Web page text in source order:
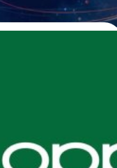
ร์ตโฟนรุ่นแรก ๆ ที่ได้ใช้
7 Gen 1